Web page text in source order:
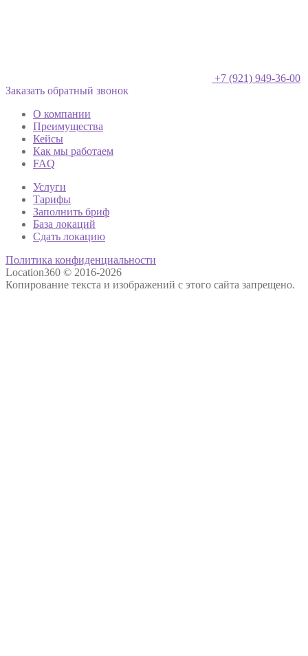
+7 (921) 949-36-00
Заказать обратный звонок
О компании
Преимущества
Кейсы
Как мы работаем
FAQ
Услуги
Тарифы
Заполнить бриф
База локаций
Сдать локацию
Политика конфиденциальности
Location360 © 2016-2026
Копирование текста и изображений с этого сайта запрещено.